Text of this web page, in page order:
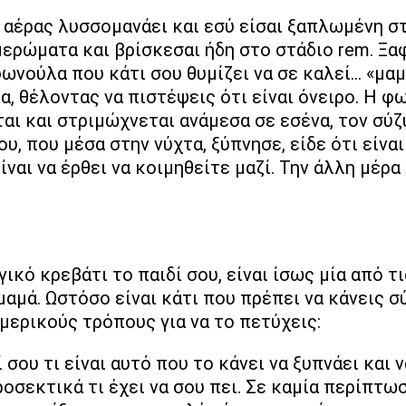
και βρίσκεσαι ήδη στο στάδιο rem.
που κάτι σου θυμίζει να σε καλεί…
θέλοντας να πιστέψεις ότι είναι όνειρο. Η
και στριμώχνεται ανάμεσα σε εσένα, τον
που μέσα στην νύχτα, ξύπνησε, είδε ότι
να έρθει να κοιμηθείτε μαζί. Την άλλη
κρεβάτι το παιδί σου, είναι ίσως μία από
Ωστόσο είναι κάτι που πρέπει να κάνεις
τρόπους για να το πετύχεις:
τι είναι αυτό που το κάνει να ξυπνάει και
τι έχει να σου πει. Σε καμία